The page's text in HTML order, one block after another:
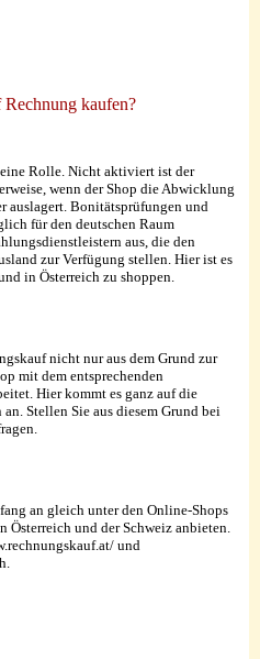
kaufen?
Rolle. Nicht aktiviert ist der
wenn der Shop die Abwicklung
auslagert. Bonitätsprüfungen und
für den deutschen Raum
aus, die den
zur Verfügung stellen. Hier ist es
in Österreich zu shoppen.
nicht nur aus dem Grund zur
mit dem entsprechenden
Hier kommt es ganz auf die
Stellen Sie aus diesem Grund bei
an gleich unter den Online-Shops
Österreich und der Schweiz anbieten.
und